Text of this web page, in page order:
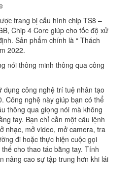
trang bị cấu hình chip TS8 –
Chip 4 Core giúp cho tốc độ xử
Sản phẩm chính là “ Thách
2022.
nói thông minh thông qua công
dụng công nghệ trí tuệ nhân tạo
Công nghệ này giúp bạn có thể
thông qua giọng nói mà không
tay. Bạn chỉ cần một câu lệnh
nhạc, mở video, mở camera, tra
đi hoặc thực hiện cuộc gọi
cho thao tác bằng tay. Tính
nâng cao sự tập trung hơn khi lái